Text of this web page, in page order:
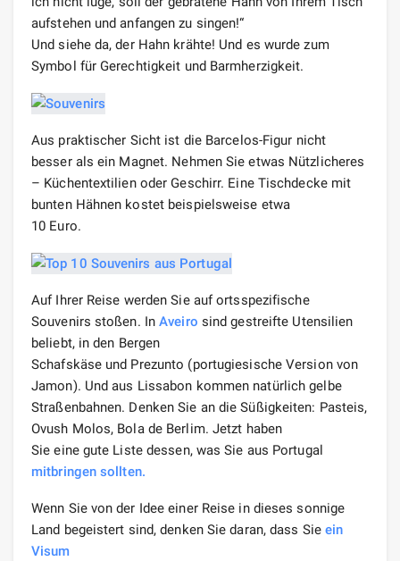
aufstehen und anfangen zu singen!“
Und siehe da, der Hahn krähte! Und es wurde zum
Symbol für Gerechtigkeit und Barmherzigkeit.
Aus praktischer Sicht ist die Barcelos-Figur nicht
besser als ein Magnet. Nehmen Sie etwas Nützlicheres
– Küchentextilien oder Geschirr. Eine Tischdecke mit
bunten Hähnen kostet beispielsweise etwa
10 Euro.
Auf Ihrer Reise werden Sie auf ortsspezifische
Souvenirs stoßen. InAveiro sind gestreifte Utensilien
beliebt, in den Bergen
Schafskäse und Prezunto (portugiesische Version von
Jamon). Und aus Lissabon kommen natürlich gelbe
Straßenbahnen. Denken Sie an die Süßigkeiten: Pasteis,
Ovush Molos, Bola de Berlim. Jetzt haben
Sie eine gute Liste dessen, was Sie aus Portugal
mitbringen sollten.
Wenn Sie von der Idee einer Reise in dieses sonnige
Land begeistert sind, denken Sie daran, dass Sie ein
Visum